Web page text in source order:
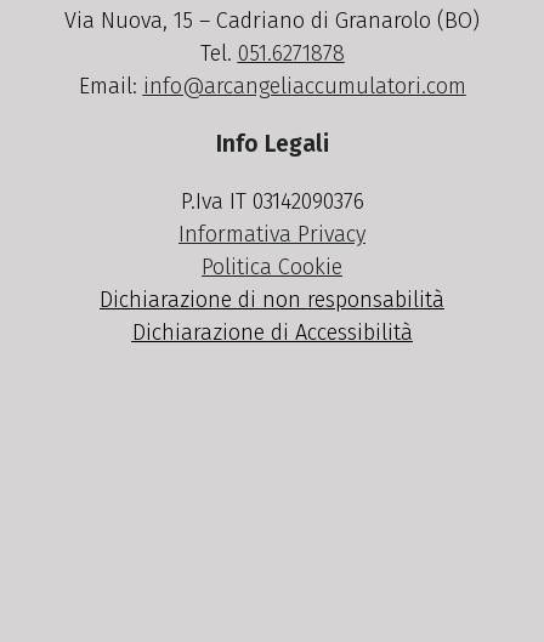
Via Nuova, 15 – Cadriano di Granarolo (BO)
Tel. 051.6271878
Email: info@arcangeliaccumulatori.com
Info Legali
P.Iva IT 03142090376
Informativa Privacy
Politica Cookie
Dichiarazione di non responsabilità
Dichiarazione di Accessibilità